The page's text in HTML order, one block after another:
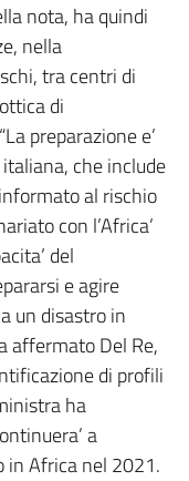
nota, ha quindi
nella
tra centri di
di
preparazione e’
che include
al rischio
con l’Africa’
del
e agire
un disastro in
affermato Del Re,
di profili
ha
a
in Africa nel 2021.